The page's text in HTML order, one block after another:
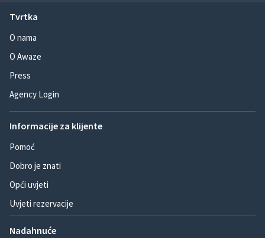
Tvrtka
O nama
O Awaze
Press
Agency Login
Informacije za klijente
Pomoć
Dobro je znati
Opći uvjeti
Uvjeti rezervacije
Nadahnuće